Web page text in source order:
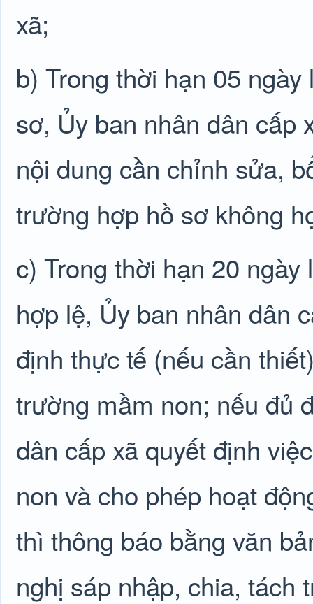
xã;
b) Trong thời hạn 05
sơ, Ủy ban nhân dân cấp
nội dung cần chỉnh sửa,
trường hợp hồ sơ không
c) Trong thời hạn 20
hợp lệ, Ủy ban nhân dân
định thực tế (nếu cần
trường mầm non; nếu đủ
dân cấp xã quyết định
non và cho phép hoạt
thì thông báo bằng văn
nghị sáp nhập, chia, tách